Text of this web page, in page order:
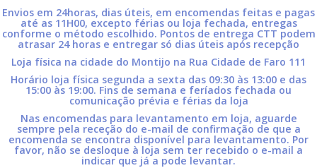
Envios em 24horas, dias úteis, em encomendas feitas e pagas
até as 11H00, excepto férias ou loja fechada, entregas
conforme o método escolhido. Pontos de entrega CTT podem
atrasar 24 horas e entregar só dias úteis após recepção
Loja física na cidade do Montijo na Rua Cidade de Faro 111
Horário loja física segunda a sexta das 09:30 às 13:00 e das
15:00 às 19:00. Fins de semana e feríados fechada ou
comunicação prévia e férias da loja
Nas encomendas para levantamento em loja, aguarde
sempre pela receção do e-mail de confirmação de que a
encomenda se encontra disponível para levantamento. Por
favor, não se desloque à loja sem ter recebido o e-mail a
indicar que já a pode levantar.